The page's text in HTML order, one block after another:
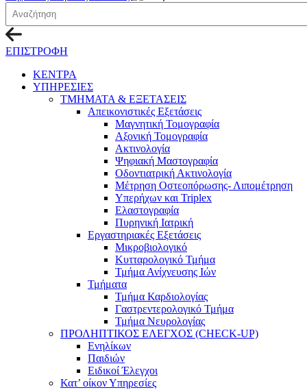
ΕΠΙΣΤΡΟΦΗ
ΚΕΝΤΡΑ
ΥΠΗΡΕΣΙΕΣ
ΤΜΗΜΑΤΑ & ΕΞΕΤΑΣΕΙΣ
Απεικονιστικές Εξετάσεις
Μαγνητική Τομογραφία
Αξονική Τομογραφία
Ακτινολογία
Ψηφιακή Μαστογραφία
Οδοντιατρική Ακτινολογία
Μέτρηση Οστεοπόρωσης- Λιπομέτρηση
Υπερήχων και Triplex
Ελαστογραφία
Πυρηνική Ιατρική
Εργαστηριακές Εξετάσεις
Μικροβιολογικό
Κυτταρολογικό Τμήμα
Τμήμα Ανίχνευσης Ιών
Τμήματα
Τμήμα Καρδιολογίας
Γαστρεντερολογικό Τμήμα
Τμήμα Νευρολογίας
ΠΡΟΛΗΠΤΙΚΟΣ ΕΛΕΓΧΟΣ (CHECK-UP)
Ενηλίκων
Παιδιών
Ειδικοί Έλεγχοι
Κατ’ οίκον Υπηρεσίες